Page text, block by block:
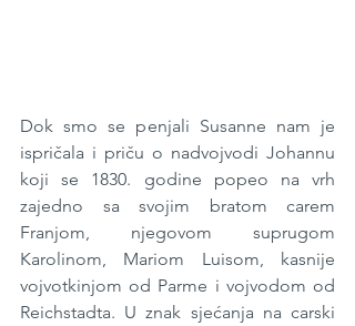
Dok smo se penjali Susanne nam je
ispričala i priču o nadvojvodi Johannu
koji se 1830. godine popeo na vrh
zajedno sa svojim bratom carem
Franjom, njegovom suprugom
Karolinom, Mariom Luisom, kasnije
vojvotkinjom od Parme i vojvodom od
Reichstadta. U znak sjećanja na carski